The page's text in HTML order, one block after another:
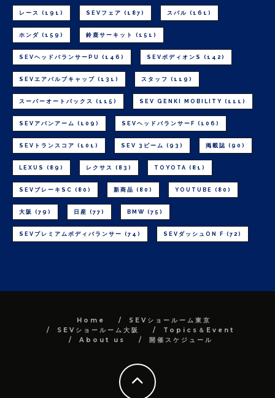
レース (191) SEVフェア (187) スバル (161)
ホンダ (159) 鈴鹿サーキット (151)
SEVヘッドバランサーPU (146) SEVボディオンS (142)
SEVエアバルブキャップ (131) スタッフ (119)
スーパーオートバックス (115) SEV GENKI MOBILITY (111)
SEVアバンアーム (109) SEVヘッドバランサーF (106)
SEVトランスコア (101) SEV 3ビーム (93) 掲載誌 (90)
LEXUS (89) レクサス (83) TOYOTA (81)
SEVブレーキSC (80) 新商品 (80) YOUTUBE (80)
大阪 (79) 日産 (77) BMW (75)
SEVプレミアムボディバランサー (74) SEVダッシュON F (72)
Home
SEVショールーム東京
SEVショールーム大阪
Topics＆Event
About us
開催スケジュール